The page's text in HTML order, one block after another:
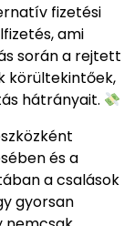
fizetési
ami
során a rejtett
körültekintőek,
hátrányait.
és a
a csalások
gyorsan